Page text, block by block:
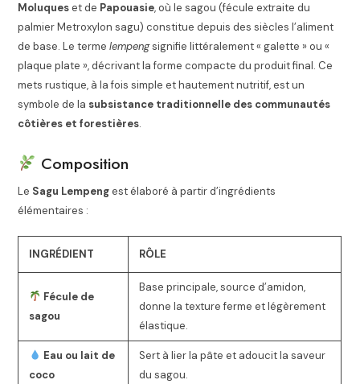
Moluqueset de Papouasie, où le sagou (fécule extraite du
palmier Metroxylon sagu) constitue depuis des siècles l’aliment
de base. Le termelempengsignifie littéralement « galette » ou «
plaque plate », décrivant la forme compacte du produit final. Ce
mets rustique, à la fois simple et hautement nutritif, est un
symbole de la subsistance traditionnelle des communautés
côtières et forestières.
Composition
Le Sagu Lempengest élaboré à partir d’ingrédients
élémentaires :
INGRÉDIENT RÔLE
Fécule de
sagou
Base principale, source d’amidon,
donne la texture ferme et légèrement
élastique.
Eau ou lait de
coco
Sert à lier la pâte et adoucit la saveur
du sagou.